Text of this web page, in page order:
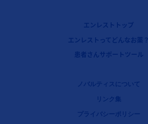
エンレストトップ
エンレストってどんなお薬？
患者さんサポートツール
Legal [Footer Second]ノバルティスについて
リンク集
プライバシーポリシー